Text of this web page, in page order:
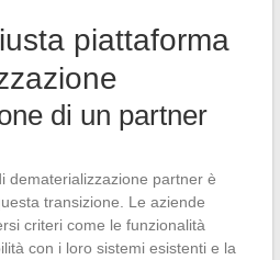
piattaforma
di un partner
dematerializzazione partner è
transizione. Le aziende
criteri come le funzionalità
con i loro sistemi esistenti e la